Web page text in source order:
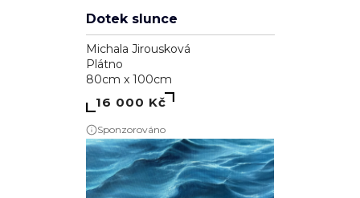
Dotek slunce
Michala Jirousková
Plátno
80cm x 100cm
16 000 Kč
Sponzorováno